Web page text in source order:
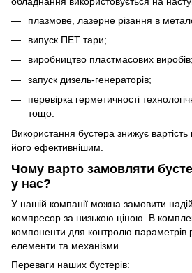
плазмове, лазерне різання в
випуск ПЕТ тари;
виробництво пластмасових виробів;
запуск дизель-генераторів;
перевірка герметичності
тощо.
Використання бустера знижує
його ефективнішим.
Чому варто замовляти
у нас?
У нашій компанії можна замовити
компресор за низькою ціною. В
компоненти для контролю параметрів
елементи та механізми.
Переваги наших бустерів: